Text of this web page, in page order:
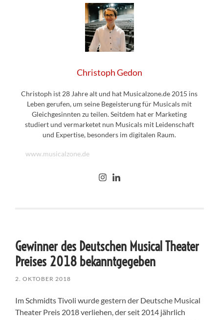
Christoph Gedon
Christoph ist 28 Jahre alt und hat Musicalzone.de 2015 ins
Leben gerufen, um seine Begeisterung für Musicals mit
Gleichgesinnten zu teilen. Seitdem hat er Marketing
studiert und vermarketet nun Musicals mit Leidenschaft
und Expertise, besonders im digitalen Raum.
www.musicalzone.de
Gewinner des Deutschen Musical Theater
Preises 2018 bekanntgegeben
2. OKTOBER 2018
Im Schmidts Tivoli wurde gestern der Deutsche Musical
Theater Preis 2018 verliehen, der seit 2014 jährlich